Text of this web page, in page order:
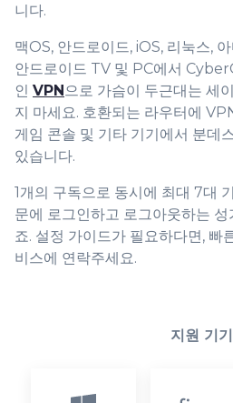
니다.
맥OS, 안드로이드, iOS, 리눅스,
안드로이드 TV 및 PC에서
인 VPN으로 가슴이 두근대는 세
지 마세요. 호환되는 라우터에
게임 콘솔 및 기타 기기에서 분데
있습니다.
1개의 구독으로 동시에 최대 7대
문에 로그인하고 로그아웃하는
죠. 설정 가이드가 필요하다면, 빠
비스에 연락주세요.
지원 기